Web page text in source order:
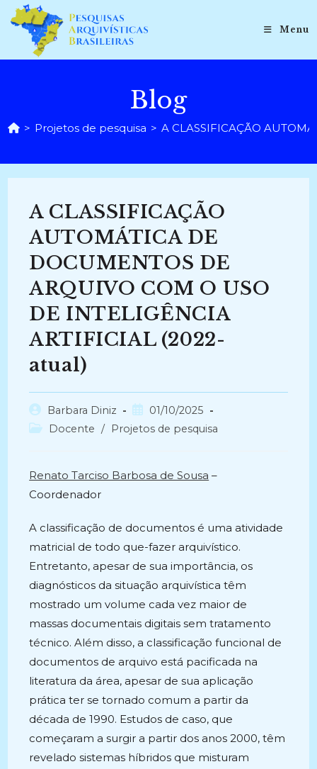
para
conteúdo
Menu
Blog
> Projetos de pesquisa > A CLASSIFICAÇÃO
A CLASSIFICAÇÃO
AUTOMÁTICA DE
DOCUMENTOS DE
ARQUIVO COM O USO
DE INTELIGÊNCIA
ARTIFICIAL (2022-
atual)
Autor
do
Barbara Diniz
Post
publicado:
01/10/2025
Categoria
Docente / Projetos de pesquisa
Renato Tarciso Barbosa de Sousa –
Coordenador
A classificação de documentos é uma atividade
matricial de todo que-fazer arquivístico.
Entretanto, apesar de sua importância, os
diagnósticos da situação arquivística têm
mostrado um volume cada vez maior de
massas documentais digitais sem tratamento
técnico. Além disso, a classificação funcional de
documentos de arquivo está pacificada na
literatura da área, apesar de sua aplicação
prática ter se tornado comum a partir da
década de 1990. Estudos de caso, que
começaram a surgir a partir dos anos 2000, têm
revelado sistemas híbridos que misturam